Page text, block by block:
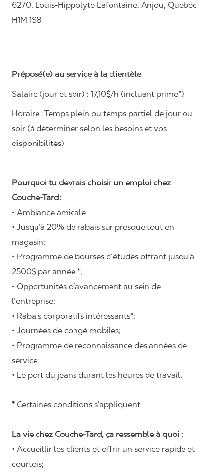
6270, Louis-Hippolyte Lafontaine, Anjou, Quebec
H1M 1S8
Préposé(e) au service à la clientèle
Salaire (jour et soir) : 17,10$/h (incluant prime*)
Horaire :Temps plein ou temps partiel de jour ou
soir (à déterminer selon les besoins et vos
disponibilités)
Pourquoi tu devrais choisir un emploi chez
Couche-Tard :
• Ambiance amicale
• Jusqu’à 20% de rabais sur presque tout en
magasin;
• Programme de bourses d’études offrant jusqu’à
2500$ par année *;
• Opportunités d’avancement au sein de
l’entreprise;
• Rabais corporatifs intéressants*;
• Journées de congé mobiles;
• Programme de reconnaissance des années de
service;
• Le port du jeans durant les heures de travail.
* Certaines conditions s’appliquent
La vie chez Couche-Tard, ça ressemble à quoi :
• Accueillir les clients et offrir un service rapide et
courtois;